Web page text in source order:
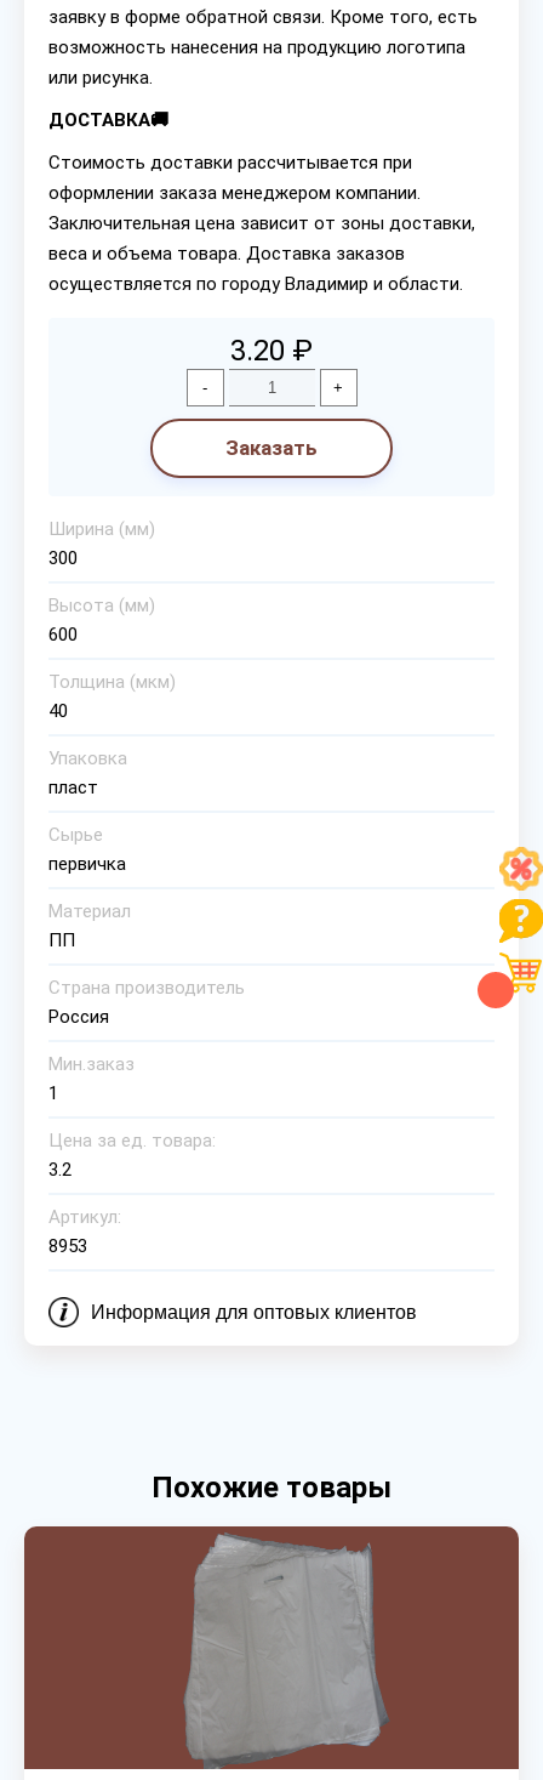
заявку в форме обратной связи. Кроме того, есть
возможность нанесения на продукцию логотипа
или рисунка.
ДОСТАВКА🚚
Стоимость доставки рассчитывается при
оформлении заказа менеджером компании.
Заключительная цена зависит от зоны доставки,
веса и объема товара. Доставка заказов
осуществляется по городу Владимир и области.
3.20 ₽
- +
Заказать
Ширина (мм)
300
Высота (мм)
600
Толщина (мкм)
40
Упаковка
пласт
Сырье
первичка
Материал
ПП
Страна производитель
Россия
Мин.заказ
1
Цена за ед. товара:
3.2
Артикул:
8953
Информация для оптовых клиентов
Похожие товары